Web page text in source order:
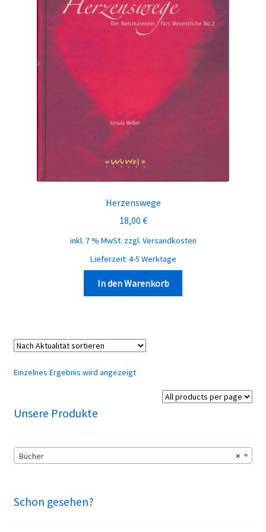
Energie-Bild Kunstdrucke
Energie-Bild Postkarten
LGEZ KursprogrammHerzenswege
18,00 €
inkl. 7 % MwSt. zzgl. Versandkosten
Lieferzeit: 4-5 Werktage
In den Warenkorb
Einzelnes Ergebnis wird angezeigt
Unsere Produkte
×
Bücher
Schon gesehen?